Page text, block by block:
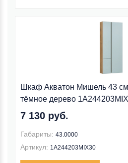
Шкаф Акватон Мишель 43
тёмное дерево
7 130 руб.
Габариты: 43.0000
Артикул: 1A244203MIX30